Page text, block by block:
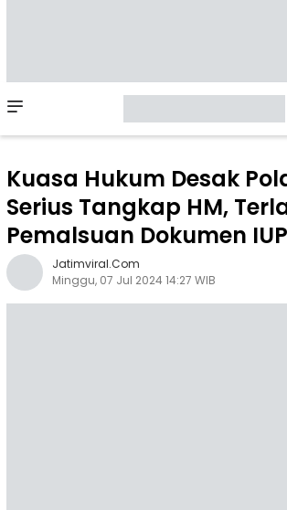
Menu
Kuasa Hukum Desak
Serius Tangkap HM,
Pemalsuan Dokumen IUP
Jatimviral.com
Minggu, 07 Jul 2024 14:27 WIB